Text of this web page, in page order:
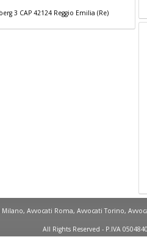
3 CAP 42124 Reggio Emilia (Re)
Milano, Avvocati Roma, Avvocati Torino,
All Rights Reserved - P.IVA